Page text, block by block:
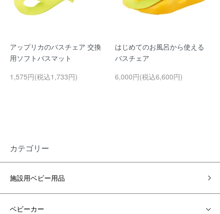
アップリカのバスチェア 交換
用ソフトバスマット
1,575円(税込1,733円)
はじめてのお風呂から使える
バスチェア
6,000円(税込6,600円)
カテゴリー
施設用ベビー用品
ベビーカー